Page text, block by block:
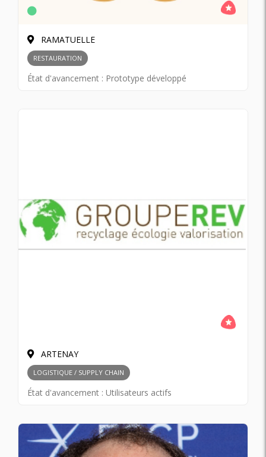
RAMATUELLE
RESTAURATION
État d'avancement : Prototype développé
ARTENAY
LOGISTIQUE / SUPPLY CHAIN
État d'avancement : Utilisateurs actifs